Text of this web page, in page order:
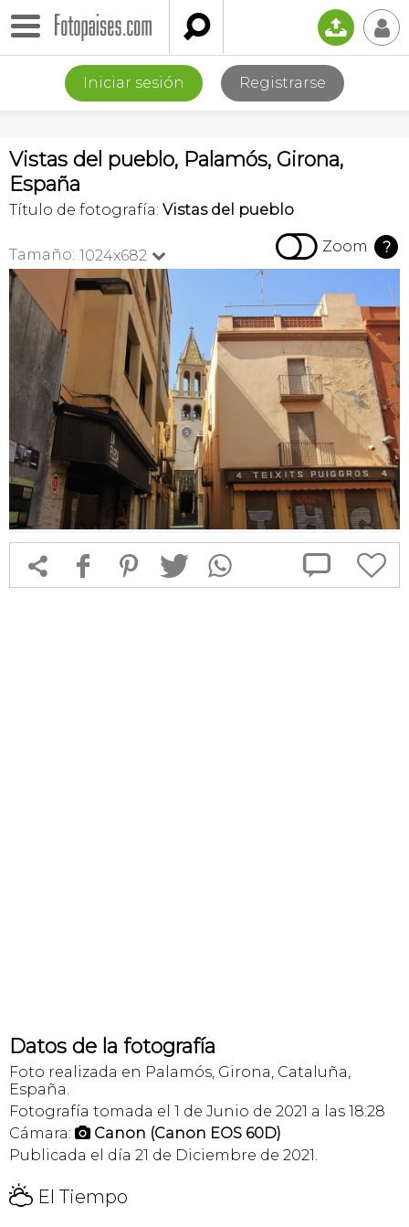
 📤 👤
Iniciar sesión Registrarse
Vistas del pueblo, Palamós, Girona,
España
Título de fotografía: Vistas del pueblo
Tamaño: 1024x682   Zoom ?
 f 1 T  
Datos de la fotografía
Foto realizada en Palamós, Girona, Cataluña,
España.
Fotografía tomada el 1 de Junio de 2021 a las 18:28
Cámara:  Canon (Canon EOS 60D)
Publicada el día 21 de Diciembre de 2021.
H El Tiempo